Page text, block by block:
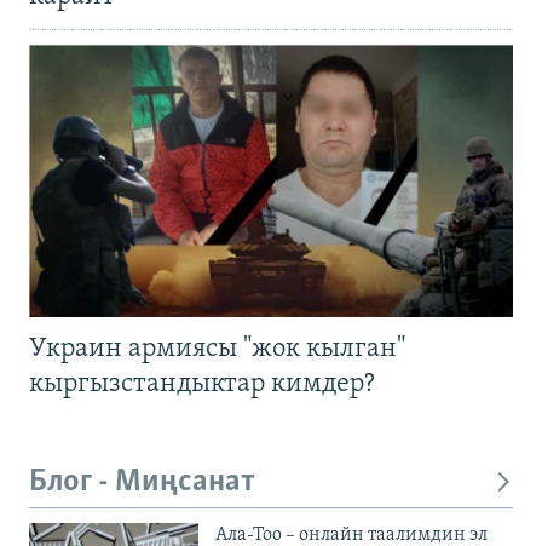
Украин армиясы "жок кылган"
кыргызстандыктар кимдер?
Блог - Миңсанат
Ала-Тоо – онлайн таалимдин эл